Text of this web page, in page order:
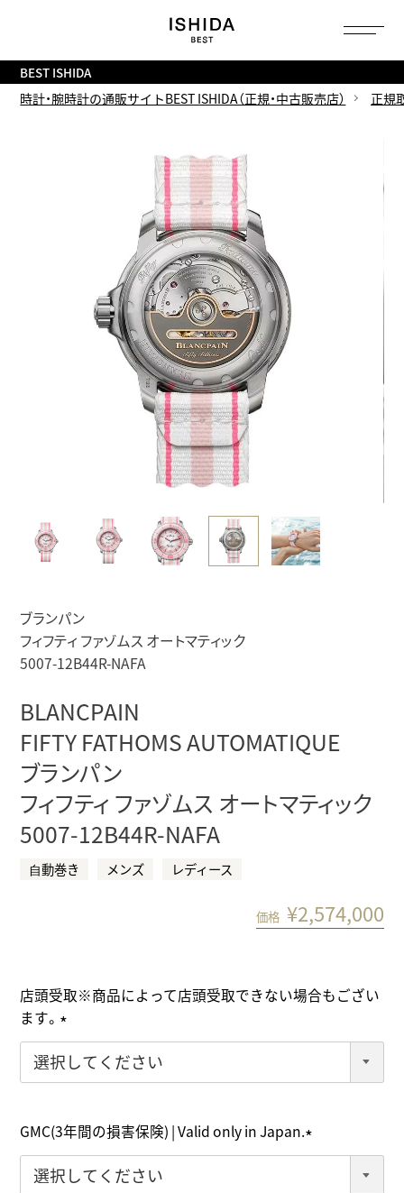
BEST ISHIDA
時計・腕時計の通販サイトBEST ISHIDA（正規・中古販売店）
正規
ブランパン
フィフティ ファゾムス オートマティック
5007-12B44R-NAFA
BLANCPAIN
FIFTY FATHOMS AUTOMATIQUE
ブランパン
フィフティ ファゾムス オートマティック
5007-12B44R-NAFA
⾃動巻き メンズ レディース
価格 ¥2,574,000
店頭受取※商品によって店頭受取できない場合もござい
ます。
(
必
GMC(3年間の損害保険) | Valid only in Japan.
(
へ